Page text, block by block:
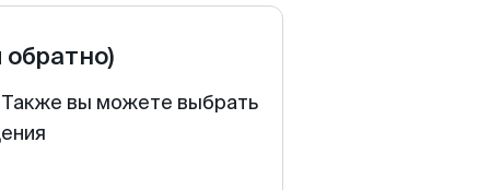
обратно)
Также вы можете выбрать